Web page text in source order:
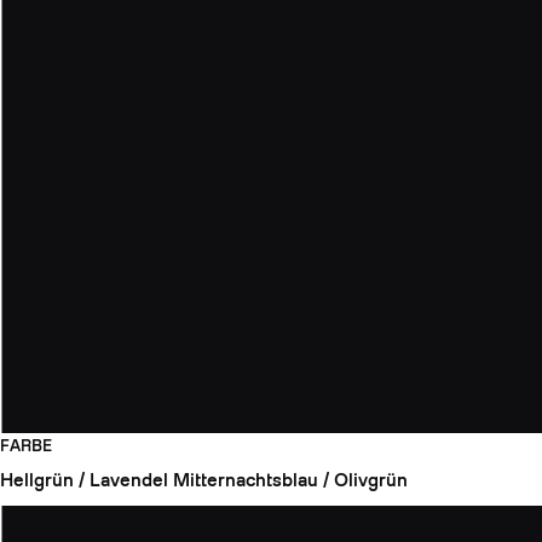
FARBE
Hellgrün / Lavendel Mitternachtsblau / Olivgrün